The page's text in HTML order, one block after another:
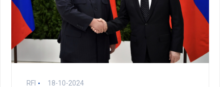
RFI 18-10-2024